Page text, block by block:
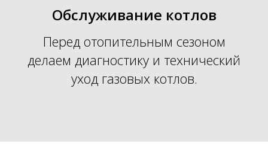
Обслуживание котлов
Перед отопительным сезоном
делаем диагностику и технический
уход газовых котлов.